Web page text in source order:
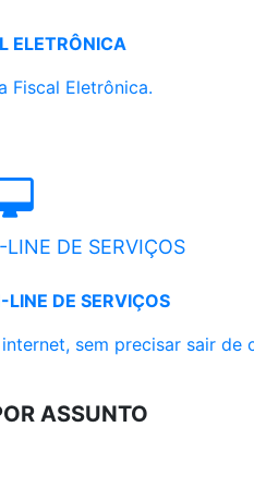
ELETRÔNICA
Fiscal Eletrônica.
DE SERVIÇOS
DE SERVIÇOS
sem precisar sair de
ASSUNTO